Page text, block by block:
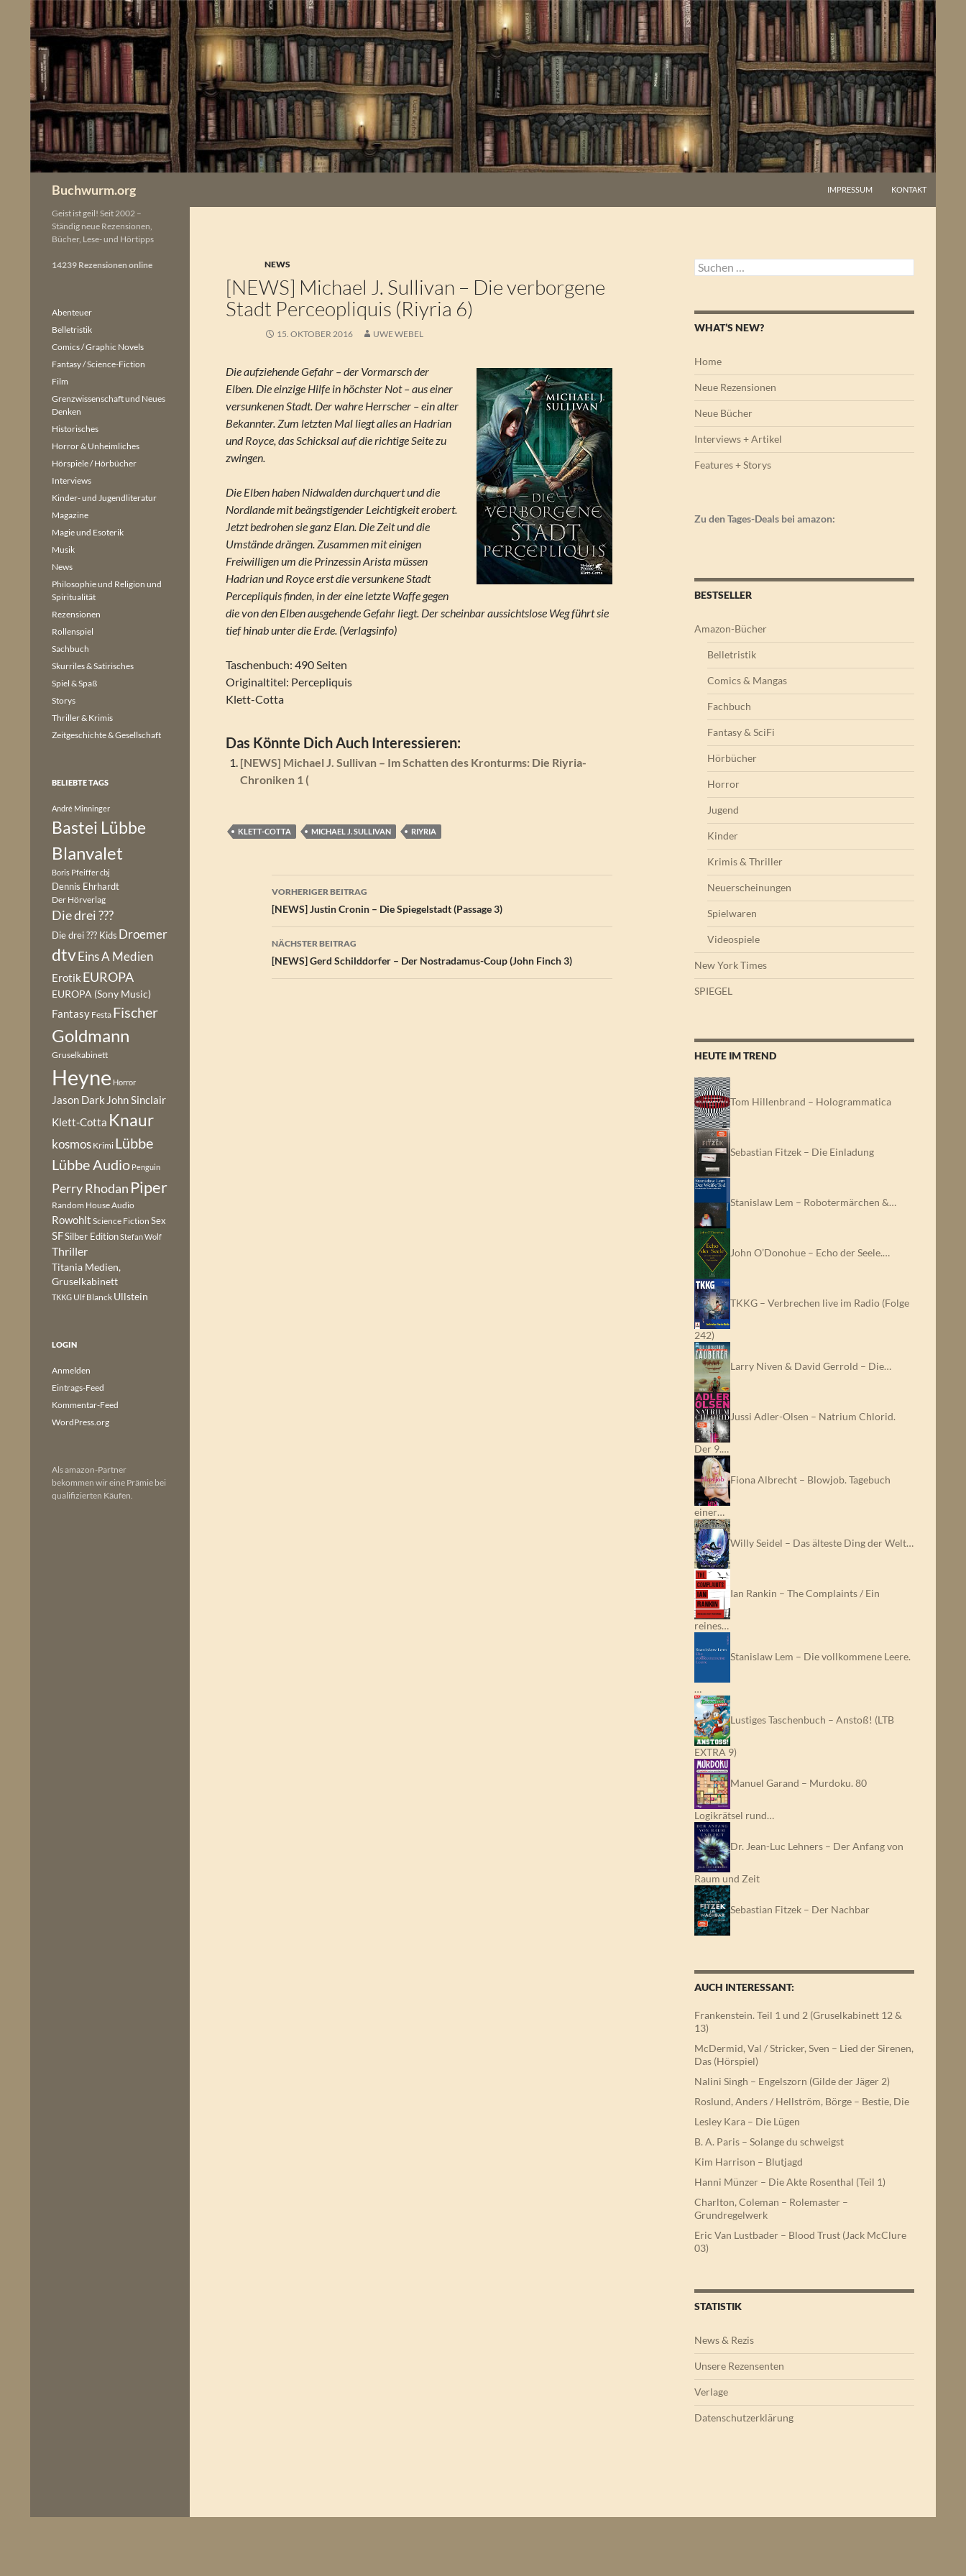
springen
Buchwurm.org IMPRESSUM KONTAKT
NEWS
[NEWS] Michael J. Sullivan – Die verborgene
Stadt Perceopliquis (Riyria 6)
15. OKTOBER 2016 UWE WEBEL
Die aufziehende Gefahr – der Vormarsch der
Elben. Die einzige Hilfe in höchster Not – aus einer
versunkenen Stadt. Der wahre Herrscher – ein alter
Bekannter. Zum letzten Mal liegt alles an Hadrian
und Royce, das Schicksal auf die richtige Seite zu
zwingen.
Die Elben haben Nidwalden durchquert und die
Nordlande mit beängstigender Leichtigkeit erobert.
Jetzt bedrohen sie ganz Elan. Die Zeit und die
Umstände drängen. Zusammen mit einigen
Freiwilligen um die Prinzessin Arista müssen
Hadrian und Royce erst die versunkene Stadt
Percepliquis finden, in der eine letzte Waffe gegen
die von den Elben ausgehende Gefahr liegt. Der scheinbar aussichtslose Weg führt sie
tief hinab unter die Erde. (Verlagsinfo)
Taschenbuch: 490 Seiten
Originaltitel: Percepliquis
Klett-Cotta
Das Könnte Dich Auch Interessieren:
[NEWS] Michael J. Sullivan – Im Schatten des Kronturms: Die Riyria-
Chroniken 1 (
KLETT-COTTA MICHAEL J. SULLIVAN RIYRIA
Beitragsnavigation
VORHERIGER BEITRAG
[NEWS] Justin Cronin – Die Spiegelstadt (Passage 3)
NÄCHSTER BEITRAG
[NEWS] Gerd Schilddorfer – Der Nostradamus-Coup (John Finch 3)
Suchen
nach:
WHAT’S NEW?
Home
Neue Rezensionen
Neue Bücher
Interviews + Artikel
Features + Storys
Zu den Tages-Deals bei amazon:
BESTSELLER
Amazon-Bücher
Belletristik
Comics & Mangas
Fachbuch
Fantasy & SciFi
Hörbücher
Horror
Jugend
Kinder
Krimis & Thriller
Neuerscheinungen
Spielwaren
Videospiele
New York Times
SPIEGEL
HEUTE IM TREND
Tom Hillenbrand – Hologrammatica
Sebastian Fitzek – Die Einladung
Stanislaw Lem – Robotermärchen &…
John O’Donohue – Echo der Seele.…
TKKG – Verbrechen live im Radio (Folge
242)
Larry Niven & David Gerrold – Die…
Jussi Adler-Olsen – Natrium Chlorid.
Der 9.…
Fiona Albrecht – Blowjob. Tagebuch
einer…
Willy Seidel – Das älteste Ding der Welt…
Ian Rankin – The Complaints / Ein
reines…
Stanislaw Lem – Die vollkommene Leere.
…
Lustiges Taschenbuch – Anstoß! (LTB
EXTRA 9)
Manuel Garand – Murdoku. 80
Logikrätsel rund…
Dr. Jean-Luc Lehners – Der Anfang von
Raum und Zeit
Sebastian Fitzek – Der Nachbar
AUCH INTERESSANT:
Frankenstein. Teil 1 und 2 (Gruselkabinett 12 &
13)
McDermid, Val / Stricker, Sven – Lied der Sirenen,
Das (Hörspiel)
Nalini Singh – Engelszorn (Gilde der Jäger 2)
Roslund, Anders / Hellström, Börge – Bestie, Die
Lesley Kara – Die Lügen
B. A. Paris – Solange du schweigst
Kim Harrison – Blutjagd
Hanni Münzer – Die Akte Rosenthal (Teil 1)
Charlton, Coleman – Rolemaster –
Grundregelwerk
Eric Van Lustbader – Blood Trust (Jack McClure
03)
STATISTIK
News & Rezis
Unsere Rezensenten
Verlage
Datenschutzerklärung
Geist ist geil! Seit 2002 –
Ständig neue Rezensionen,
Bücher, Lese- und Hörtipps
14239 Rezensionen online
Abenteuer
Belletristik
Comics / Graphic Novels
Fantasy / Science-Fiction
Film
Grenzwissenschaft und Neues
Denken
Historisches
Horror & Unheimliches
Hörspiele / Hörbücher
Interviews
Kinder- und Jugendliteratur
Magazine
Magie und Esoterik
Musik
News
Philosophie und Religion und
Spiritualität
Rezensionen
Rollenspiel
Sachbuch
Skurriles & Satirisches
Spiel & Spaß
Storys
Thriller & Krimis
Zeitgeschichte & Gesellschaft
BELIEBTE TAGS
André Minninger
Bastei Lübbe
Blanvalet
Boris Pfeiffercbj
Dennis Ehrhardt
Der Hörverlag
Die drei ???
Die drei ??? Kids Droemer
dtvEins A Medien
Erotik EUROPA
EUROPA (Sony Music)
Fantasy Festa Fischer
Goldmann
Gruselkabinett
Heyne Horror
Jason Dark John Sinclair
Klett-Cotta Knaur
kosmos Krimi Lübbe
Lübbe Audio Penguin
Perry Rhodan Piper
Random House Audio
Rowohlt Science Fiction Sex
SFSilber EditionStefan Wolf
Thriller
Titania Medien,
Gruselkabinett
TKKG Ulf Blanck Ullstein
LOGIN
Anmelden
Eintrags-Feed
Kommentar-Feed
WordPress.org
Als amazon-Partner
bekommen wir eine Prämie bei
qualifizierten Käufen.